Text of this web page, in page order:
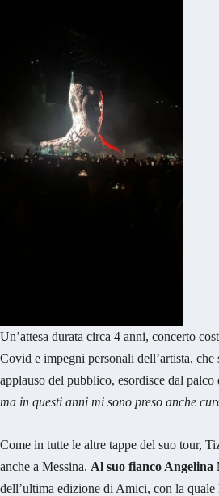
Un’attesa durata circa 4 anni, concerto
Covid e impegni personali dell’artista,
applauso del pubblico, esordisce dal palco
ma in questi anni mi sono preso anche
Come in tutte le altre tappe del suo tour,
anche a Messina. Al suo fianco Angelina
dell’ultima edizione di Amici, con la quale